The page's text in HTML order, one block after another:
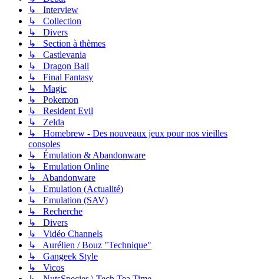
↳ Interview
↳ Collection
↳ Divers
↳ Section à thèmes
↳ Castlevania
↳ Dragon Ball
↳ Final Fantasy
↳ Magic
↳ Pokemon
↳ Resident Evil
↳ Zelda
↳ Homebrew - Des nouveaux jeux pour nos vieilles
consoles
↳ Émulation & Abandonware
↳ Emulation Online
↳ Abandonware
↳ Emulation (Actualité)
↳ Emulation (SAV)
↳ Recherche
↳ Divers
↳ Vidéo Channels
↳ Aurélien / Bouz "Technique"
↳ Gangeek Style
↳ Vicos